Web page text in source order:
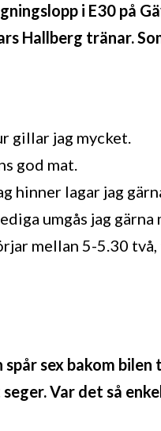
i E30 på
Hallberg tränar.
gillar jag mycket.
god mat.
hinner lagar jag
umgås jag gärna
mellan 5-5.30
sex bakom bilen
Var det så